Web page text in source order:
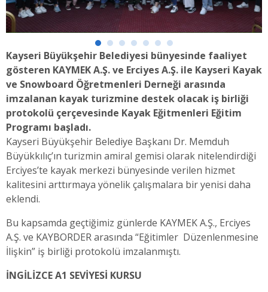
Kayseri Büyükşehir Belediyesi bünyesinde faaliyet
gösteren KAYMEK A.Ş. ve Erciyes A.Ş. ile Kayseri Kayak
ve Snowboard Öğretmenleri Derneği arasında
imzalanan kayak turizmine destek olacak iş birliği
protokolü çerçevesinde Kayak Eğitmenleri Eğitim
Programı başladı.
Kayseri Büyükşehir Belediye Başkanı Dr. Memduh
Büyükkılıç’ın turizmin amiral gemisi olarak nitelendirdiği
Erciyes’te kayak merkezi bünyesinde verilen hizmet
kalitesini arttırmaya yönelik çalışmalara bir yenisi daha
eklendi.
Bu kapsamda geçtiğimiz günlerde KAYMEK A.Ş., Erciyes
A.Ş. ve KAYBORDER arasında “Eğitimler Düzenlenmesine
İlişkin” iş birliği protokolü imzalanmıştı.
İNGİLİZCE A1 SEVİYESİ KURSU